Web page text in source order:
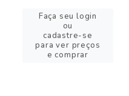
Faça seu login
ou
cadastre-se
para ver preços
e comprar